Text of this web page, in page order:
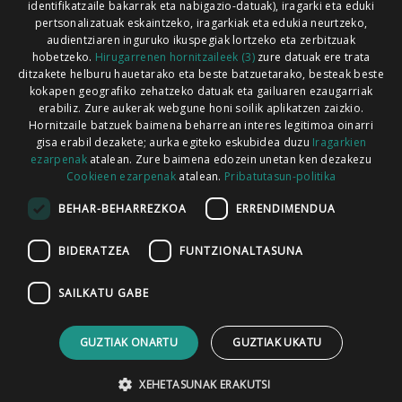
Codesyntaxek garatua
HARREMANETARAKO
identifikatzaile bakarrak eta nabigazio-datuak), iragarki eta eduki
pertsonalizatuak eskaintzeko, iragarkiak eta edukia neurtzeko,
audientziaren inguruko ikuspegiak lortzeko eta zerbitzuak
hobetzeko. Hirugarrenen hornitzaileek (3)zure datuak ere trata
ditzakete helburu hauetarako eta beste batzuetarako, besteak beste
kokapen geografiko zehatzeko datuak eta gailuaren ezaugarriak
erabiliz. Zure aukerak webgune honi soilik aplikatzen zaizkio.
Hornitzaile batzuek baimena beharrean interes legitimoa oinarri
gisa erabil dezakete; aurka egiteko eskubidea duzu Iragarkien
ezarpenakatalean. Zure baimena edozein unetan ken dezakezu
Cookieen ezarpenak atalean. Pribatutasun-politika
BEHAR-BEHARREZKOA ERRENDIMENDUA
BIDERATZEA FUNTZIONALTASUNA
SAILKATU GABE
GUZTIAK ONARTU GUZTIAK UKATU
XEHETASUNAK ERAKUTSI